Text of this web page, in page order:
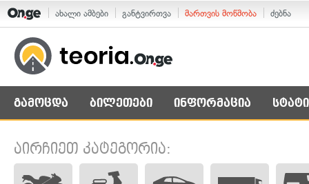
ახალი ამბები განტვირთვა მართვის მოწმობა ძებნა
გამოცდა ბილეთები ინფორმაცია
აირჩიეთ კატეგორია: